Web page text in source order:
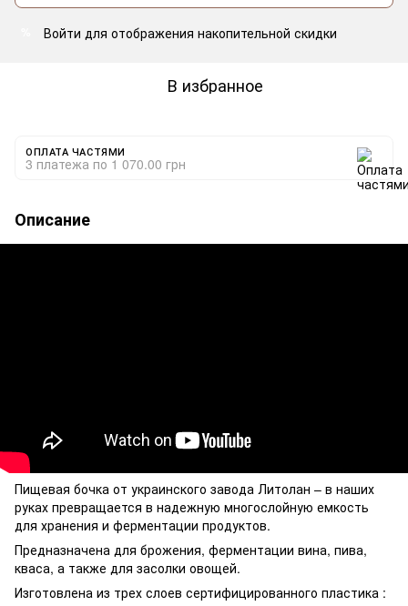
Войти для отображения накопительной скидки
В избранное
ОПЛАТА ЧАСТЯМИ
3 платежа по 1 070.00 грн
Описание
Пищевая бочка от украинского завода Литолан – в наших
руках превращается в надежную многослойную емкость
для хранения и ферментации продуктов.
Предназначена для брожения, ферментации вина, пива,
кваса, а также для засолки овощей.
Изготовлена из трех слоев сертифицированного пластика :